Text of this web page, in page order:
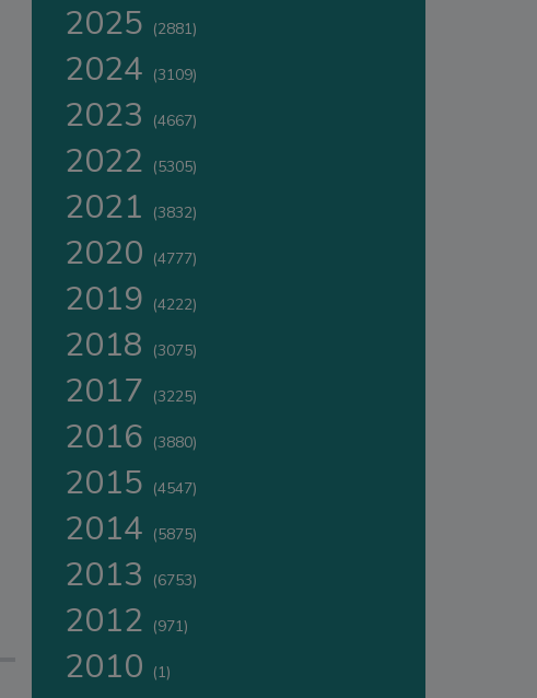
2025 (2881)
2024 (3109)
2023 (4667)
2022 (5305)
2021 (3832)
2020 (4777)
2019 (4222)
2018 (3075)
2017 (3225)
2016 (3880)
2015 (4547)
2014 (5875)
2013 (6753)
2012 (971)
2010 (1)